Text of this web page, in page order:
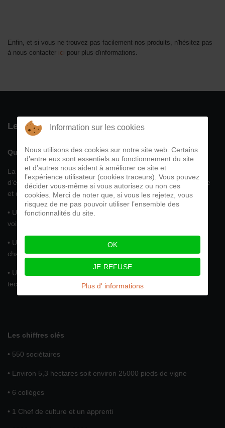
Enfin, et si vous ne trouvez pas facilement nos produits, n'hésitez pas
à nous contacter ici pour plus d'informations.
Le vignoble de La Vinadie en quelques mots...
Qui sommes-nous ?
La SCIC, société d’intérêt collectif s’inscrit dans une démarche
d’économie sociale et solidaire avec une gouvernance partagée
et des décisions collectives.
• Une assemblée générale des sociétaires : Un Homme / une
voix.
• Un conseil de surveillance qui assure la représentation de
chaque collège et valide les choix stratégiques de l’entreprise
• Un directoire qui met en œuvre la gestion administrative et
technique.
Les chiffres clés
• 550 sociétaires
• Environ 5,3 hectares soit environ 25000 pieds de vigne
• 6 collèges
• 1 Chef de culture et un apprenti
Information sur les cookies
Nous utilisons des cookies sur notre site web. Certains
d’entre eux sont essentiels au fonctionnement du site
et d’autres nous aident à améliorer ce site et
l’expérience utilisateur (cookies traceurs). Vous pouvez
décider vous-même si vous autorisez ou non ces
cookies. Merci de noter que, si vous les rejetez, vous
risquez de ne pas pouvoir utiliser l’ensemble des
fonctionnalités du site.
OK
JE REFUSE
Plus d' informations